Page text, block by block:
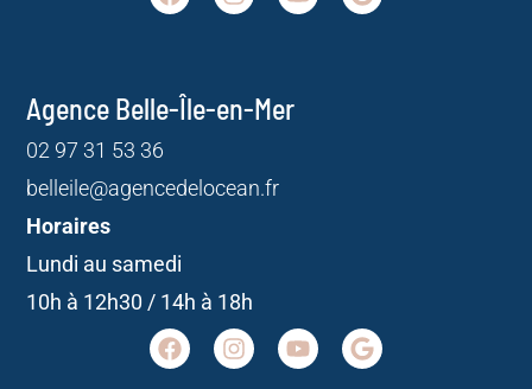
Agence Belle-Île-en-Mer
02 97 31 53 36
belleile@agencedelocean.fr
Horaires
Lundi au samedi
10h à 12h30 / 14h à 18h